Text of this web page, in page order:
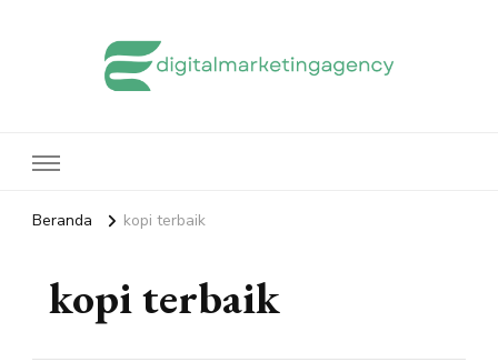
Beranda kopi terbaik
kopi terbaik